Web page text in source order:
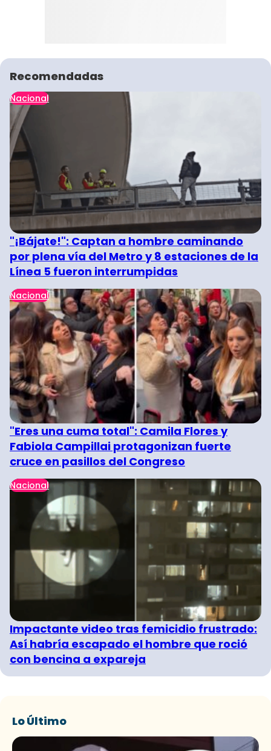
Recomendadas
Nacional
"¡Bájate!": Captan a hombre caminando
por plena vía del Metro y 8 estaciones de la
Línea 5 fueron interrumpidas
Nacional
"Eres una cuma total": Camila Flores y
Fabiola Campillai protagonizan fuerte
cruce en pasillos del Congreso
Nacional
Impactante video tras femicidio frustrado:
Así habría escapado el hombre que roció
con bencina a expareja
Lo Último